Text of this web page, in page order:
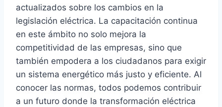
actualizados sobre los cambios en la
legislación eléctrica. La capacitación continua
en este ámbito no solo mejora la
competitividad de las empresas, sino que
también empodera a los ciudadanos para exigir
un sistema energético más justo y eficiente. Al
conocer las normas, todos podemos contribuir
a un futuro donde la transformación eléctrica